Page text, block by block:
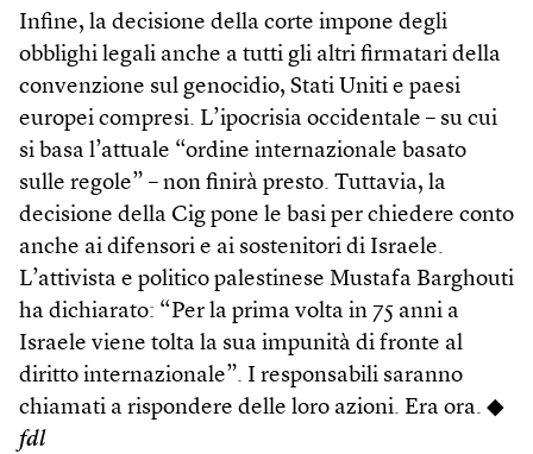
Infine, la decisione della corte impone degli
obblighi legali anche a tutti gli altri firmatari della
convenzione sul genocidio, Stati Uniti e paesi
europei compresi. L’ipocrisia occidentale – su cui
si basa l’attuale “ordine internazionale basato
sulle regole” – non finirà presto. Tuttavia, la
decisione della Cig pone le basi per chiedere conto
anche ai difensori e ai sostenitori di Israele.
L’attivista e politico palestinese Mustafa Barghouti
ha dichiarato: “Per la prima volta in 75 anni a
Israele viene tolta la sua impunità di fronte al
diritto internazionale”. I responsabili saranno
chiamati a rispondere delle loro azioni. Era ora. ◆
fdl